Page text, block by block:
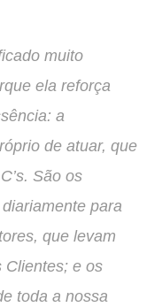
muito
ela reforça
a
de atuar, que
São os
para
que levam
Clientes; e os
toda a nossa